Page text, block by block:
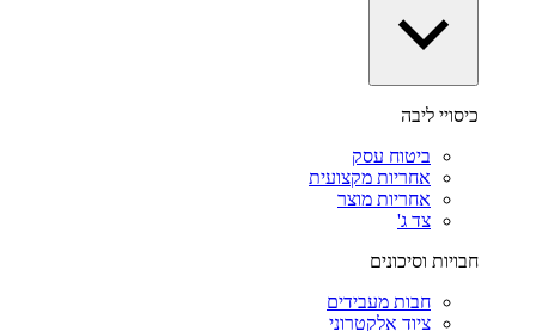
כיסויי ליבה
ביטוח עסק
אחריות מקצועית
אחריות מוצר
צד ג'
חבויות וסיכונים
חבות מעבידים
ציוד אלקטרוני